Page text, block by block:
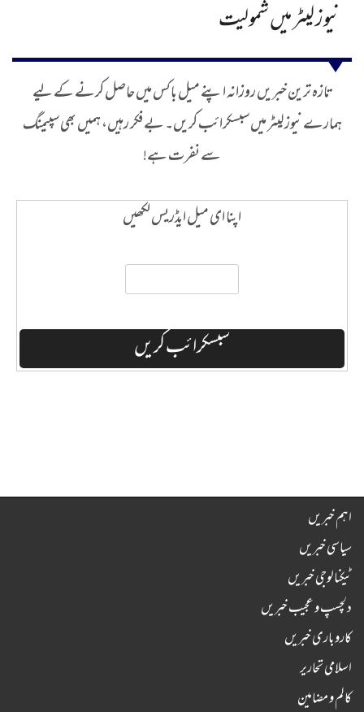
نیوز لیٹر میں شمولیت
تازہ ترین خبریں روزانہ اپنے میل باکس میں حاصل کرنے کے لیے
ہمارے نیوز لیٹر میں سبسکرائب کریں۔ بے فکر رہیں، ہمیں بھی سپیمنگ
سے نفرت ہے!
اپنا ای میل ایڈریس لکھیں
اہم خبریں
سیاسی خبریں
ٹیکنالوجی خبریں
دلچسپ و عجیب خبریں
کاروباری خبریں
اسلامی تحاریر
کالم و مضامین